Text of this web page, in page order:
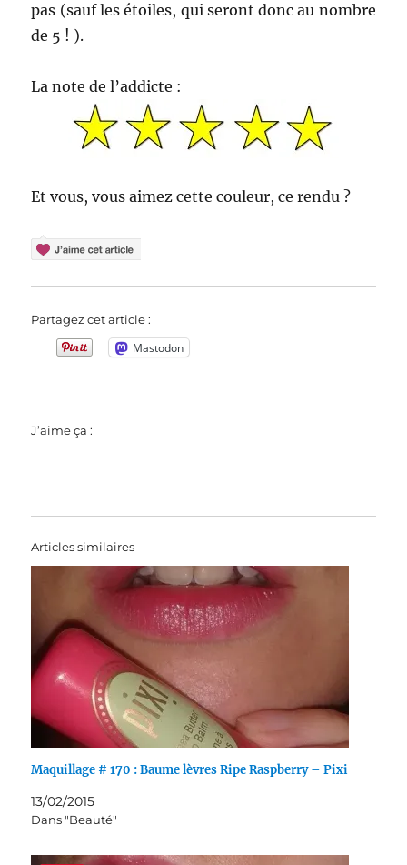
pas (sauf les étoiles, qui seront donc au nombre
de 5 ! ).
La note de l’addicte :
Et vous, vous aimez cette couleur, ce rendu ?
Partagez cet article :
Mastodon
J’aime ça :
Articles similaires
Maquillage # 170 : Baume lèvres Ripe Raspberry – Pixi
13/02/2015
Dans "Beauté"